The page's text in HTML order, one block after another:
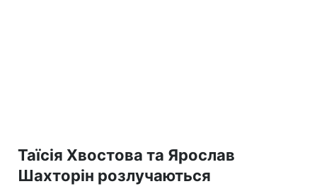
Таїсія Хвостова та Ярослав
Шахторін розлучаються